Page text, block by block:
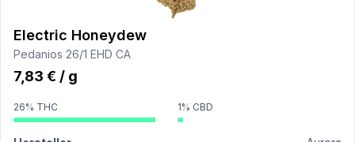
Electric Honeydew
Pedanios 26/1 EHD CA
7,83 € / g
26% THC 1% CBD